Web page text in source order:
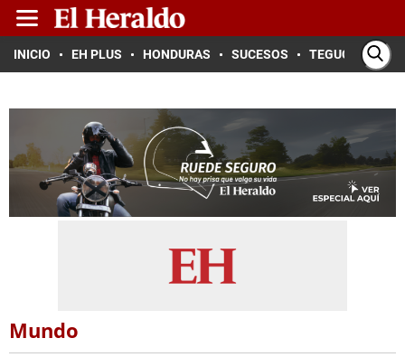
INICIO EH PLUS HONDURAS SUCESOS TEGUCIGALPA
Mundo